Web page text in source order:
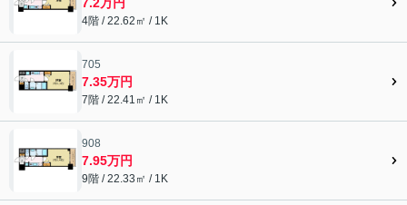
4階 / 22.62㎡ / 1K
705
7.35万円
7階 / 22.41㎡ / 1K
908
7.95万円
9階 / 22.33㎡ / 1K